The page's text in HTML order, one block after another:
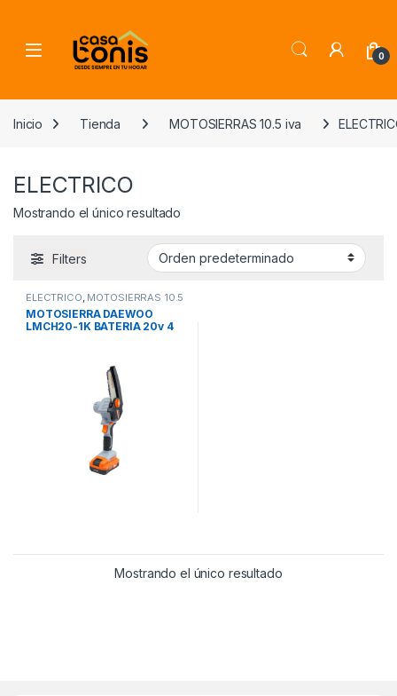
0
Inicio Tienda MOTOSIERRAS 10.5 iva
ELECTRICO
Mostrando el único resultado
Filters
ELECTRICO, MOTOSIERRAS 10.5
iva
MOTOSIERRA DAEWOO
LMCH20-1K BATERIA 20v 4
Mostrando el único resultado